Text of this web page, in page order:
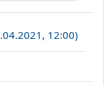
12:00)